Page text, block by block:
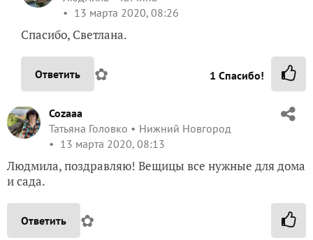
13 марта 2020, 08:26
Спасибо, Светлана.
Ответить ✿ 1 Спасибо!
Cozaaa
Татьяна Головко
Нижний Новгород
13 марта 2020, 08:13
Людмила, поздравляю! Вещицы все нужные для дома
и сада.
Ответить ✿